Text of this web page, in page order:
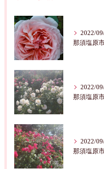
2022/
那須塩原
2022/
2022/